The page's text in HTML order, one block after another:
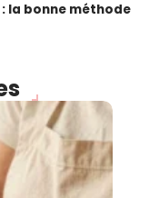
la bonne méthode